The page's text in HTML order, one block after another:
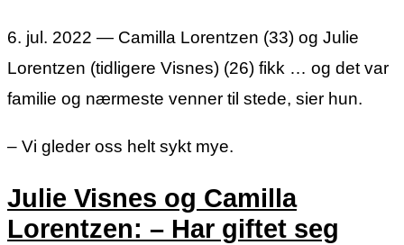
6. jul. 2022 — Camilla Lorentzen (33) og Julie
Lorentzen (tidligere Visnes) (26) fikk … og det var
familie og nærmeste venner til stede, sier hun.
– Vi gleder oss helt sykt mye.
Julie Visnes og Camilla
Lorentzen: – Har giftet seg